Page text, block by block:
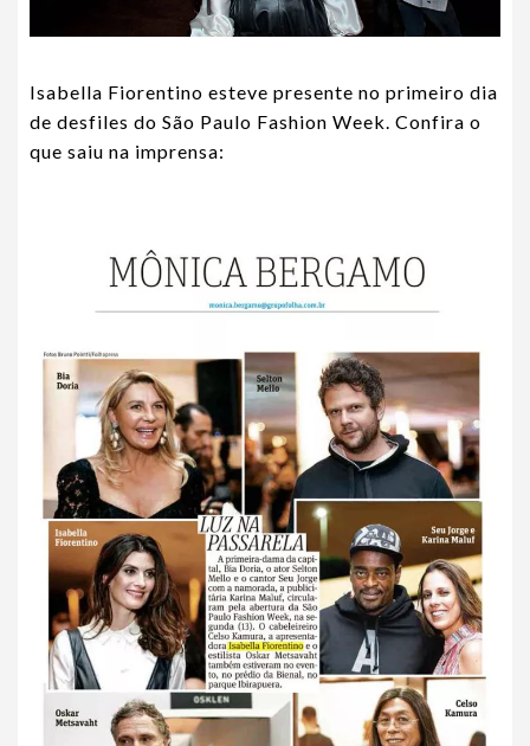
Isabella Fiorentino esteve presente no primeiro dia
de desfiles do São Paulo Fashion Week. Confira o
que saiu na imprensa: